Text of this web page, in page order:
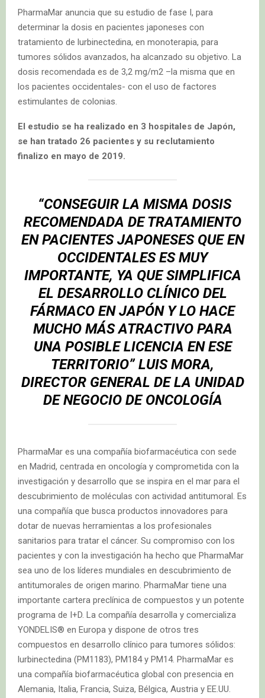
PharmaMar anuncia que su estudio de fase I, para
determinar la dosis en pacientes japoneses con
tratamiento de lurbinectedina, en monoterapia, para
tumores sólidos avanzados, ha alcanzado su objetivo. La
dosis recomendada es de 3,2 mg/m2 –la misma que en
los pacientes occidentales- con el uso de factores
estimulantes de colonias.
El estudio se ha realizado en 3 hospitales de Japón,
se han tratado 26 pacientes y su reclutamiento
finalizo en mayo de 2019.
“CONSEGUIR LA MISMA DOSIS
RECOMENDADA DE TRATAMIENTO
EN PACIENTES JAPONESES QUE EN
OCCIDENTALES ES MUY
IMPORTANTE, YA QUE SIMPLIFICA
EL DESARROLLO CLÍNICO DEL
FÁRMACO EN JAPÓN Y LO HACE
MUCHO MÁS ATRACTIVO PARA
UNA POSIBLE LICENCIA EN ESE
TERRITORIO” LUIS MORA,
DIRECTOR GENERAL DE LA UNIDAD
DE NEGOCIO DE ONCOLOGÍA
PharmaMar es una compañía biofarmacéutica con sede
en Madrid, centrada en oncología y comprometida con la
investigación y desarrollo que se inspira en el mar para el
descubrimiento de moléculas con actividad antitumoral. Es
una compañía que busca productos innovadores para
dotar de nuevas herramientas a los profesionales
sanitarios para tratar el cáncer. Su compromiso con los
pacientes y con la investigación ha hecho que PharmaMar
sea uno de los líderes mundiales en descubrimiento de
antitumorales de origen marino. PharmaMar tiene una
importante cartera preclínica de compuestos y un potente
programa de I+D. La compañía desarrolla y comercializa
YONDELIS® en Europa y dispone de otros tres
compuestos en desarrollo clínico para tumores sólidos:
lurbinectedina (PM1183), PM184 y PM14. PharmaMar es
una compañía biofarmacéutica global con presencia en
Alemania, Italia, Francia, Suiza, Bélgica, Austria y EE.UU.